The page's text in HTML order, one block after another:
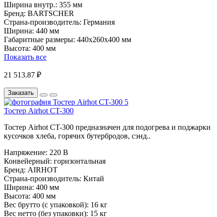
Ширина внутр.: 355 мм
Бренд: BARTSCHER
Страна-производитель: Германия
Ширина: 440 мм
Габаритные размеры: 440x260x400 мм
Высота: 400 мм
Показать все
21 513.87 ₽
Заказать
Тостер Airhot CT-300
Тостер Airhot CT-300 предназначен для подогрева и поджарки
кусочков хлеба, горячих бутербродов, сэнд..
Напряжение: 220 В
Конвейерный: горизонтальная
Бренд: AIRHOT
Страна-производитель: Китай
Ширина: 400 мм
Высота: 400 мм
Вес брутто (с упаковкой): 16 кг
Вес нетто (без упаковки): 15 кг